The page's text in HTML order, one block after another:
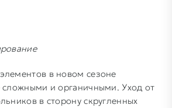
в новом сезоне
сложными и органичными. Уход от
в сторону скругленных